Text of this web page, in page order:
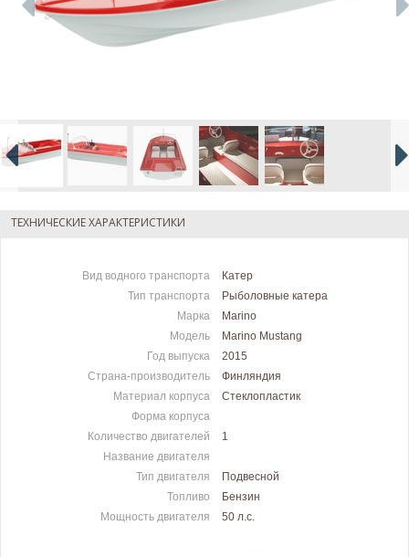
ТЕХНИЧЕСКИЕ ХАРАКТЕРИСТИКИ
Вид водного транспорта
Катер
Тип транспорта
Рыболовные катера
Марка
Marino
Модель
Marino Mustang
Год выпуска
2015
Страна-производитель
Финляндия
Материал корпуса
Стеклопластик
Форма корпуса
Количество двигателей
1
Название двигателя
Тип двигателя
Подвесной
Топливо
Бензин
Мощность двигателя
50 л.c.